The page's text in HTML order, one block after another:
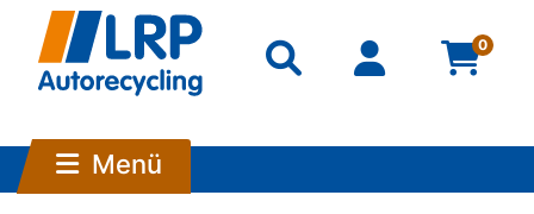
0
Menü